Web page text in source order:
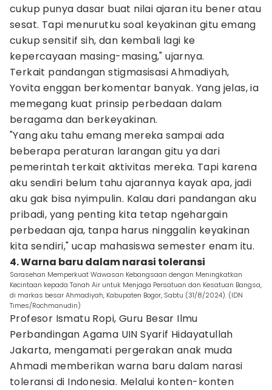
cukup punya dasar buat nilai ajaran itu bener atau
sesat. Tapi menurutku soal keyakinan gitu emang
cukup sensitif sih, dan kembali lagi ke
kepercayaan masing-masing," ujarnya.
Terkait pandangan stigmasisasi Ahmadiyah,
Yovita enggan berkomentar banyak. Yang jelas, ia
memegang kuat prinsip perbedaan dalam
beragama dan berkeyakinan.
"Yang aku tahu emang mereka sampai ada
beberapa peraturan larangan gitu ya dari
pemerintah terkait aktivitas mereka. Tapi karena
aku sendiri belum tahu ajarannya kayak apa, jadi
aku gak bisa nyimpulin. Kalau dari pandangan aku
pribadi, yang penting kita tetap ngehargain
perbedaan aja, tanpa harus ninggalin keyakinan
kita sendiri," ucap mahasiswa semester enam itu.
4. Warna baru dalam narasi toleransi
Sarasehan Memperkuat Wawasan Kebangsaan dengan Meningkatkan
Kecintaan kepada Tanah Air untuk Menjaga Persatuan dan Kesatuan Bangsa,
di markas besar Ahmadiyah, Kabupaten Bogor, Sabtu (31/8/2024). (IDN
Times/Rochmanudin)
Profesor Ismatu Ropi, Guru Besar Ilmu
Perbandingan Agama UIN Syarif Hidayatullah
Jakarta, mengamati pergerakan anak muda
Ahmadi memberikan warna baru dalam narasi
toleransi di Indonesia. Melalui konten-konten